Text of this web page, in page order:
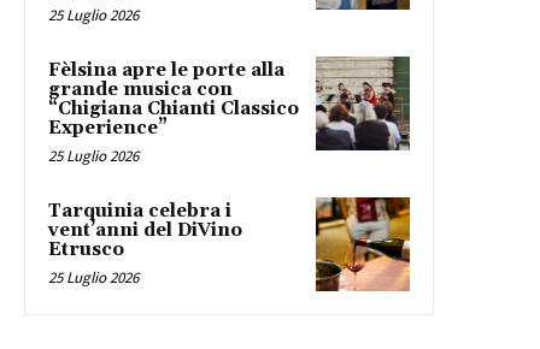
25 Luglio 2026
Fèlsina apre le porte alla
grande musica con
“Chigiana Chianti Classico
Experience”
25 Luglio 2026
Tarquinia celebra i
vent’anni del DiVino
Etrusco
25 Luglio 2026